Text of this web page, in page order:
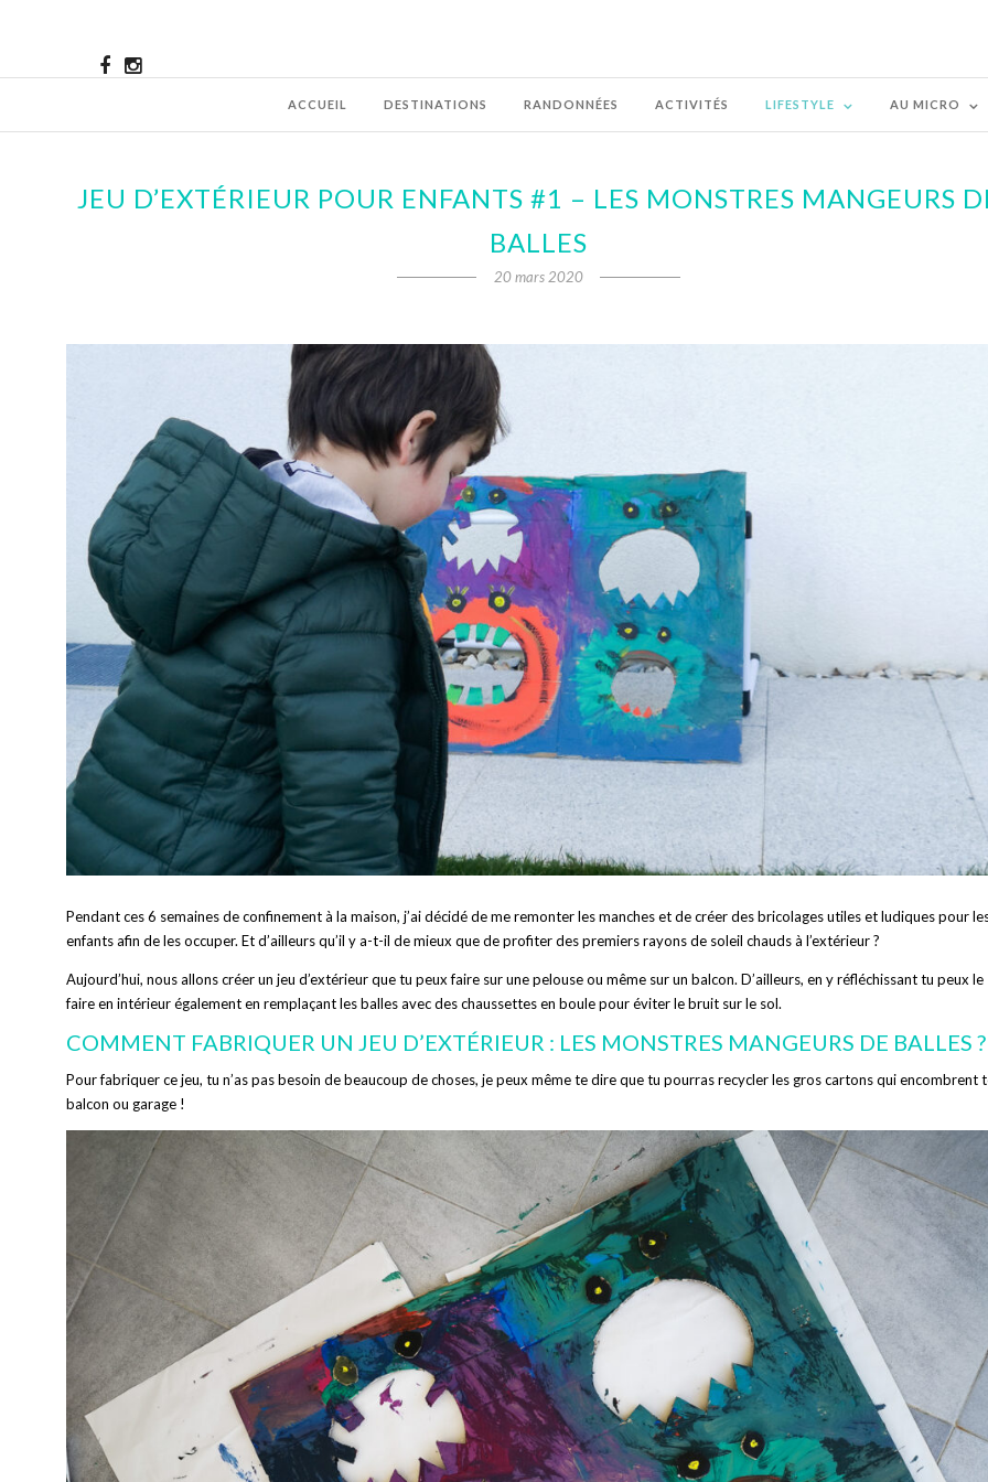
ACCUEIL DESTINATIONS RANDONNÉES ACTIVITÉS LIFESTYLE AU MICRO
JEU D’EXTÉRIEUR POUR ENFANTS #1 – LES MONSTRES MANGEURS
BALLES
20 mars 2020
Pendant ces 6 semaines de confinement à la maison, j’ai décidé de me remonter les manches et de créer des bricolages utiles et ludiques pour
enfants afin de les occuper. Et d’ailleurs qu’il y a-t-il de mieux que de profiter des premiers rayons de soleil chauds à l’extérieur ?
Aujourd’hui, nous allons créer un jeu d’extérieur que tu peux faire sur une pelouse ou même sur un balcon. D’ailleurs, en y réfléchissant tu peux le
faire en intérieur également en remplaçant les balles avec des chaussettes en boule pour éviter le bruit sur le sol.
COMMENT FABRIQUER UN JEU D’EXTÉRIEUR : LES MONSTRES MANGEURS DE BALLES ?
Pour fabriquer ce jeu, tu n’as pas besoin de beaucoup de choses, je peux même te dire que tu pourras recycler les gros cartons qui encombrent
balcon ou garage !